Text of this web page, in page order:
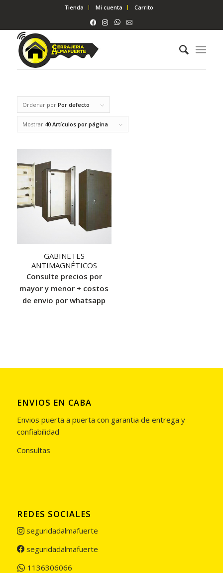
Tienda Mi cuenta Carrito
Ordenar por Por defecto
Mostrar 40 Artículos por página
GABINETES
ANTIMAGNÉTICOS
Consulte precios por
mayor y menor + costos
de envio por whatsapp
ENVIOS EN CABA
Envios puerta a puerta con garantia de entrega y
confiabilidad
Consultas
REDES SOCIALES
seguridadalmafuerte
seguridadalmafuerte
1136306066